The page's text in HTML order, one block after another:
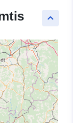
keyboard_arrow_up